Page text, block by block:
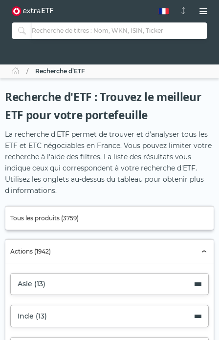
Recherche d’ETF
Recherche d'ETF : Trouvez le meilleur
ETF pour votre portefeuille
La recherche d'ETF permet de trouver et d'analyser tous les
ETF et ETC négociables en France. Vous pouvez limiter votre
recherche à l'aide des filtres. La liste des résultats vous
indique ceux qui correspondent à votre recherche d'ETF.
Utilisez les onglets au-dessus du tableau pour obtenir plus
d'informations.
Tous les produits (3759)
Actions (1942)
Asie (13)
Inde (13)